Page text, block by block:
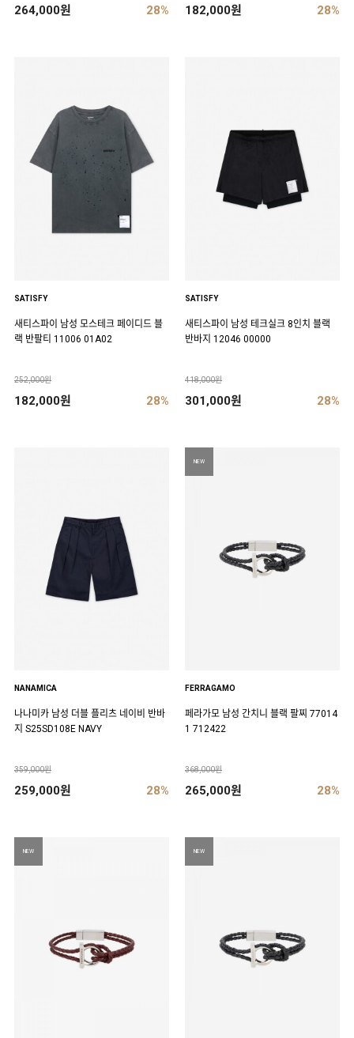
264,000원 28% 182,000원 28%
SATISFY
새티스파이 남성 모스테크 페이디드 블
랙 반팔티 11006 01A02
252,000원
182,000원 28%
SATISFY
새티스파이 남성 테크실크 8인치 블랙
반바지 12046 00000
418,000원
301,000원 28%
NANAMICA
나나미카 남성 더블 플리츠 네이비 반바
지 S25SD108E NAVY
359,000원
259,000원 28%
NEW
FERRAGAMO
페라가모 남성 간치니 블랙 팔찌 77014
1 712422
368,000원
265,000원 28%
NEW NEW